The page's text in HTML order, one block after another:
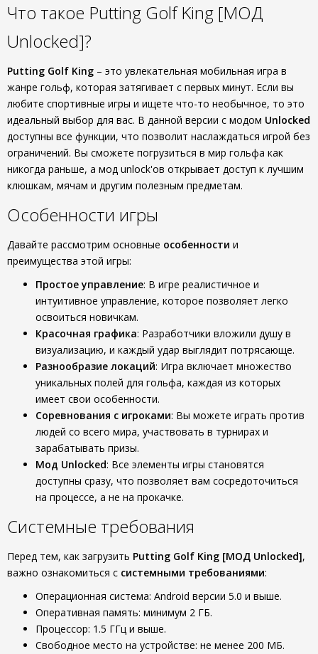
Что такое Putting Golf King [МОД
Unlocked]?
Putting Golf King – это увлекательная мобильная игра в
жанре гольф, которая затягивает с первых минут. Если вы
любите спортивные игры и ищете что-то необычное, то это
идеальный выбор для вас. В данной версии с модом Unlocked
доступны все функции, что позволит наслаждаться игрой без
ограничений. Вы сможете погрузиться в мир гольфа как
никогда раньше, а мод unlock'ов открывает доступ к лучшим
клюшкам, мячам и другим полезным предметам.
Особенности игры
Давайте рассмотрим основные особенности и
преимущества этой игры:
Простое управление: В игре реалистичное и
интуитивное управление, которое позволяет легко
освоиться новичкам.
Красочная графика: Разработчики вложили душу в
визуализацию, и каждый удар выглядит потрясающе.
Разнообразие локаций: Игра включает множество
уникальных полей для гольфа, каждая из которых
имеет свои особенности.
Соревнования с игроками: Вы можете играть против
людей со всего мира, участвовать в турнирах и
зарабатывать призы.
Мод Unlocked: Все элементы игры становятся
доступны сразу, что позволяет вам сосредоточиться
на процессе, а не на прокачке.
Системные требования
Перед тем, как загрузить Putting Golf King [МОД Unlocked],
важно ознакомиться с системными требованиями:
Операционная система: Android версии 5.0 и выше.
Оперативная память: минимум 2 ГБ.
Процессор: 1.5 ГГц и выше.
Свободное место на устройстве: не менее 200 МБ.